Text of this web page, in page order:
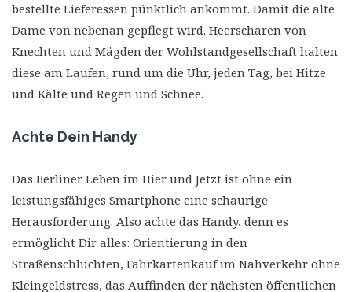
bestellte Lieferessen pünktlich ankommt. Damit die alte
Dame von nebenan gepflegt wird. Heerscharen von
Knechten und Mägden der Wohlstandgesellschaft halten
diese am Laufen, rund um die Uhr, jeden Tag, bei Hitze
und Kälte und Regen und Schnee.
Achte Dein Handy
Das Berliner Leben im Hier und Jetzt ist ohne ein
leistungsfähiges Smartphone eine schaurige
Herausforderung. Also achte das Handy, denn es
ermöglicht Dir alles: Orientierung in den
Straßenschluchten, Fahrkartenkauf im Nahverkehr ohne
Kleingeldstress, das Auffinden der nächsten öffentlichen